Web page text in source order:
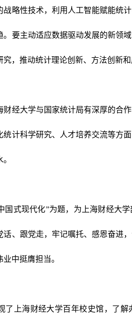
战略性技术，利用人工智能赋能统
。要主动适应数据驱动发展的新领
究，推动统计理论创新、方法创新
大学与国家统计局有深厚的合作
统计科学研究、人才培养交流等方
式现代化”为题，为上海财经大
话、跟党走，牢记嘱托、感恩奋进
中挺膺担当。
上海财经大学百年校史馆，了解